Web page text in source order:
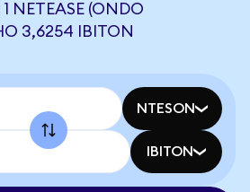
NETEASE (ONDO
3,6254 IBITON
NTESON
IBITON